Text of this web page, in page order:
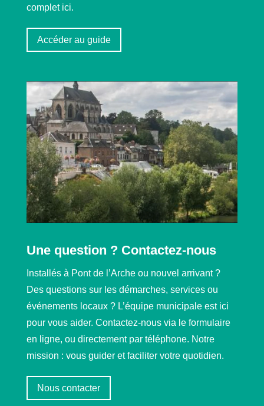
complet ici.
Accéder au guide
Une question ? Contactez-nous
Installés à Pont de l’Arche ou nouvel arrivant ?
Des questions sur les démarches, services ou
événements locaux ? L’équipe municipale est ici
pour vous aider. Contactez-nous via le formulaire
en ligne, ou directement par téléphone. Notre
mission : vous guider et faciliter votre quotidien.
Nous contacter